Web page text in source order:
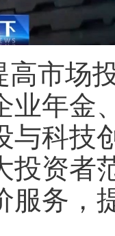
高市场
业年金
与科技
投资者
服务，